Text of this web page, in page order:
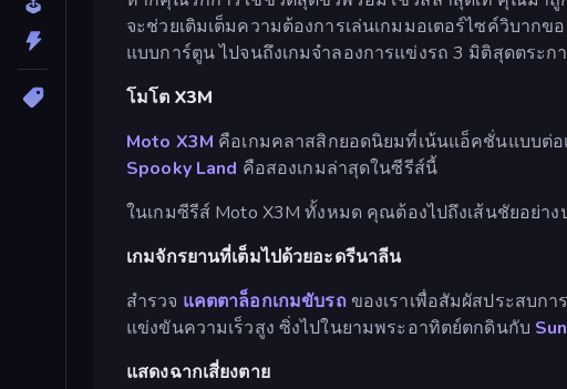
จะช่วยเติมเต็มความต้องการเล่นเกมมอเตอร์ไซค์วิบาก
แบบการ์ตูน ไปจนถึงเกมจำลองการแข่งรถ 3 มิติสุดตระก
โมโต X3M
Moto X3M คือเกมคลาสสิกยอดนิยมที่เน้นแอ็คชั่นแบบต่อ
Spooky Land คือสองเกมล่าสุดในซีรีส์นี้
ในเกมซีรีส์ Moto X3M ทั้งหมด คุณต้องไปถึงเส้นชัยอย่
เกมจักรยานที่เต็มไปด้วยอะดรีนาลีน
สำรวจ แคตตาล็อกเกมขับรถของเราเพื่อสัมผัสประสบกา
แข่งขันความเร็วสูง ซิ่งไปในยามพระอาทิตย์ตกดินกับ
แสดงฉากเสี่ยงตาย